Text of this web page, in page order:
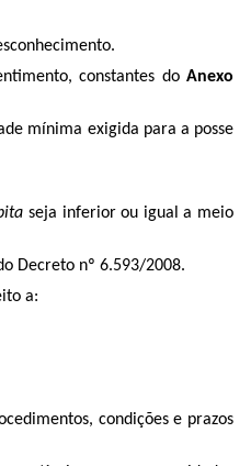
constantes do Anexo
mínima exigida para a posse
seja inferior ou igual a meio
Decreto nº 6.593/2008.
a:
condições e prazos